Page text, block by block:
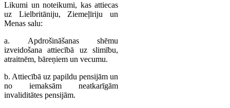
Likumi un noteikumi, kas attiecas
uz Lielbritāniju, Ziemeļīriju un
Menas salu:
a. Apdrošināšanas shēmu
izveidošana attiecībā uz slimību,
atraitnēm, bāreņiem un vecumu.
b. Attiecībā uz papildu pensijām un
no iemaksām neatkarīgām
invaliditātes pensijām.